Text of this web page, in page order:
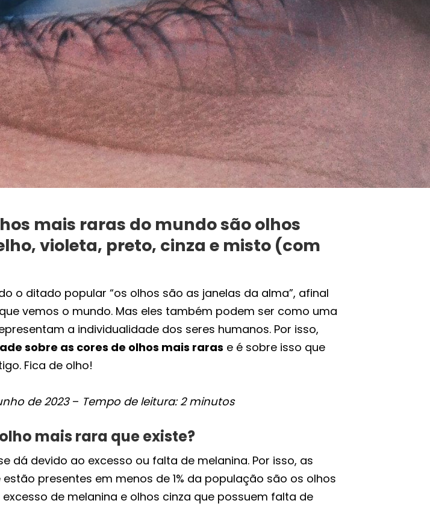
mais raras do mundo são olhos
violeta, preto, cinza e misto (com
o ditado popular “os olhos são as janelas da alma”, afinal
vemos o mundo. Mas eles também podem ser como uma
a individualidade dos seres humanos. Por isso,
sobre as cores de olhos mais raras e é sobre isso que
Fica de olho!
de 2023– Tempo de leitura: 2 minutos
mais rara que existe?
dá devido ao excesso ou falta de melanina. Por isso, as
presentes em menos de 1% da população são os olhos
de melanina e olhos cinza que possuem falta de